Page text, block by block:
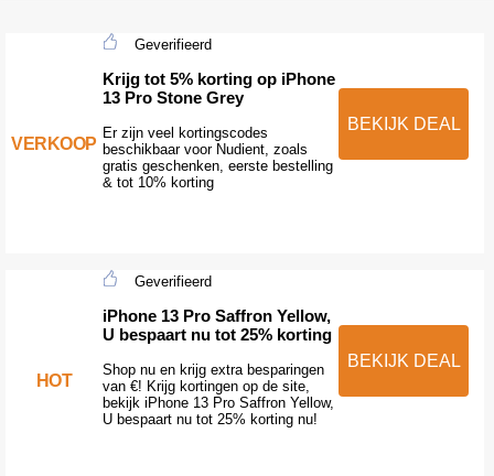
VERKOOP
Geverifieerd
Krijg tot 5% korting op iPhone
13 Pro Stone Grey
Er zijn veel kortingscodes
beschikbaar voor Nudient, zoals
gratis geschenken, eerste bestelling
& tot 10% korting
BEKIJK DEAL
HOT
Geverifieerd
iPhone 13 Pro Saffron Yellow,
U bespaart nu tot 25% korting
Shop nu en krijg extra besparingen
van €! Krijg kortingen op de site,
bekijk iPhone 13 Pro Saffron Yellow,
U bespaart nu tot 25% korting nu!
BEKIJK DEAL